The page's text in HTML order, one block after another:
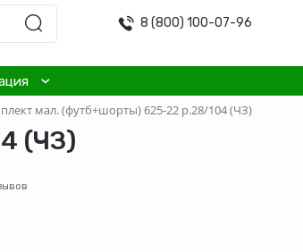
8 (800) 100-07-96
мал. (футб+шорты) 625-22 р.28/104 (ЧЗ)
(ЧЗ)